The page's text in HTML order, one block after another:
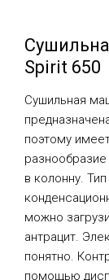
Spirit 650
Сушильная
поэтому
в колонну.
можно
антрацит.
понятно.
помощью